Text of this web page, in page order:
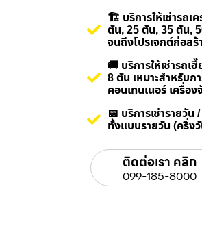
🏗️ บริการให้เช่ารถเ
ตัน, 25 ตัน, 35 ตัน,
จนถึงโปรเจกต์ก่อส
🚚 บริการให้เช่ารถ
8 ตัน เหมาะสำหรับก
คอนเทนเนอร์ เครื่อ
📅 บริการเช่ารายวัน
ทั้งแบบรายวัน (ครึ่งวั
ติดต่อเรา คลิก
099-185-8000